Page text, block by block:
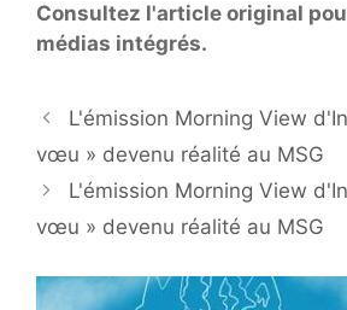
Consultez l'article original
médias intégrés.
L'émission Morning View
vœu » devenu réalité au MSG
L'émission Morning View
vœu » devenu réalité au MSG